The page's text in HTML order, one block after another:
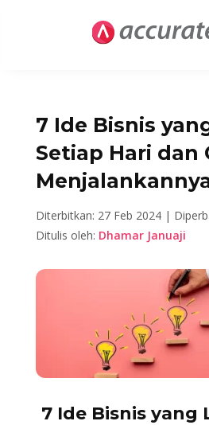
7 Ide Bisnis
Setiap Hari dan
Diterbitkan: 27 Feb 2024 |
Ditulis oleh: Dhamar Januaji
7 Ide Bisnis yang